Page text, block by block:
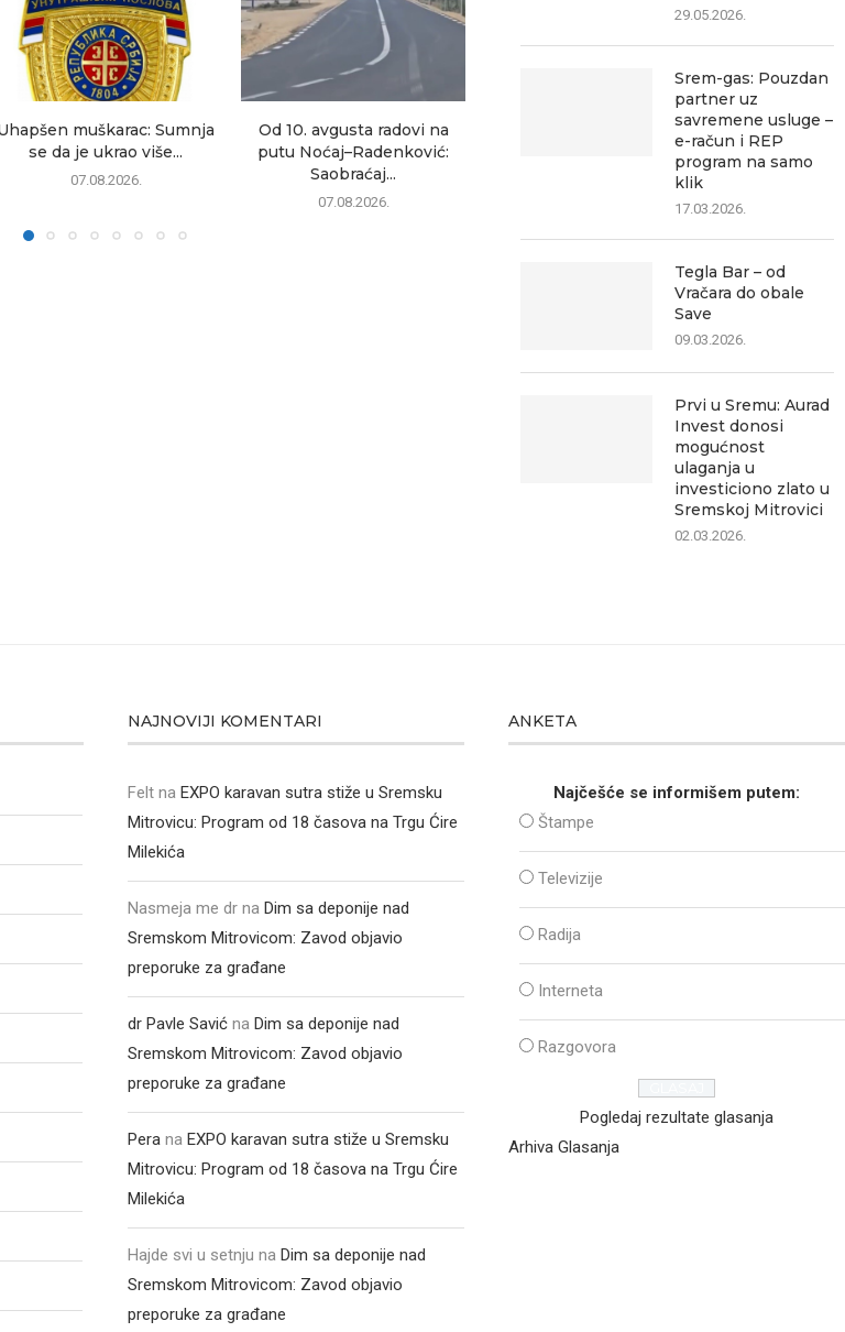
muškarac: Sumnja
se da je ukrao više...
07.08.2026.
Od 10. avgusta radovi na
putu Noćaj–Radenković:
Saobraćaj...
07.08.2026.
Ozon ubedljivo najčitaniji
lokalni portal, pokazuje
analiza posećenosti
Žene u
29.05.2026.
Srem-gas: Pouzdan
partner uz
savremene usluge –
e-račun i REP
program na samo
klik
17.03.2026.
Tegla Bar – od
Vračara do obale
Save
09.03.2026.
Prvi u Sremu: Aurad
Invest donosi
mogućnost
ulaganja u
investiciono zlato u
Sremskoj Mitrovici
02.03.2026.
NAJNOVIJI KOMENTARI
Felt naEXPO karavan sutra stiže u Sremsku
Mitrovicu: Program od 18 časova na Trgu Ćire
Milekića
Nasmeja me dr naDim sa deponije nad
Sremskom Mitrovicom: Zavod objavio
preporuke za građane
dr Pavle Savić naDim sa deponije nad
Sremskom Mitrovicom: Zavod objavio
preporuke za građane
Pera naEXPO karavan sutra stiže u Sremsku
Mitrovicu: Program od 18 časova na Trgu Ćire
Milekića
Hajde svi u setnju naDim sa deponije nad
Sremskom Mitrovicom: Zavod objavio
preporuke za građane
ANKETA
Najčešće se informišem putem:
Štampe
Televizije
Radija
Interneta
Razgovora
Pogledaj rezultate glasanja
Arhiva Glasanja